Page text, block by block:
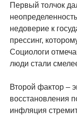
Первый толчок
недоверие к
прессинг,
Социологи
люди стали
Второй фактор –
восстановления
инфляция